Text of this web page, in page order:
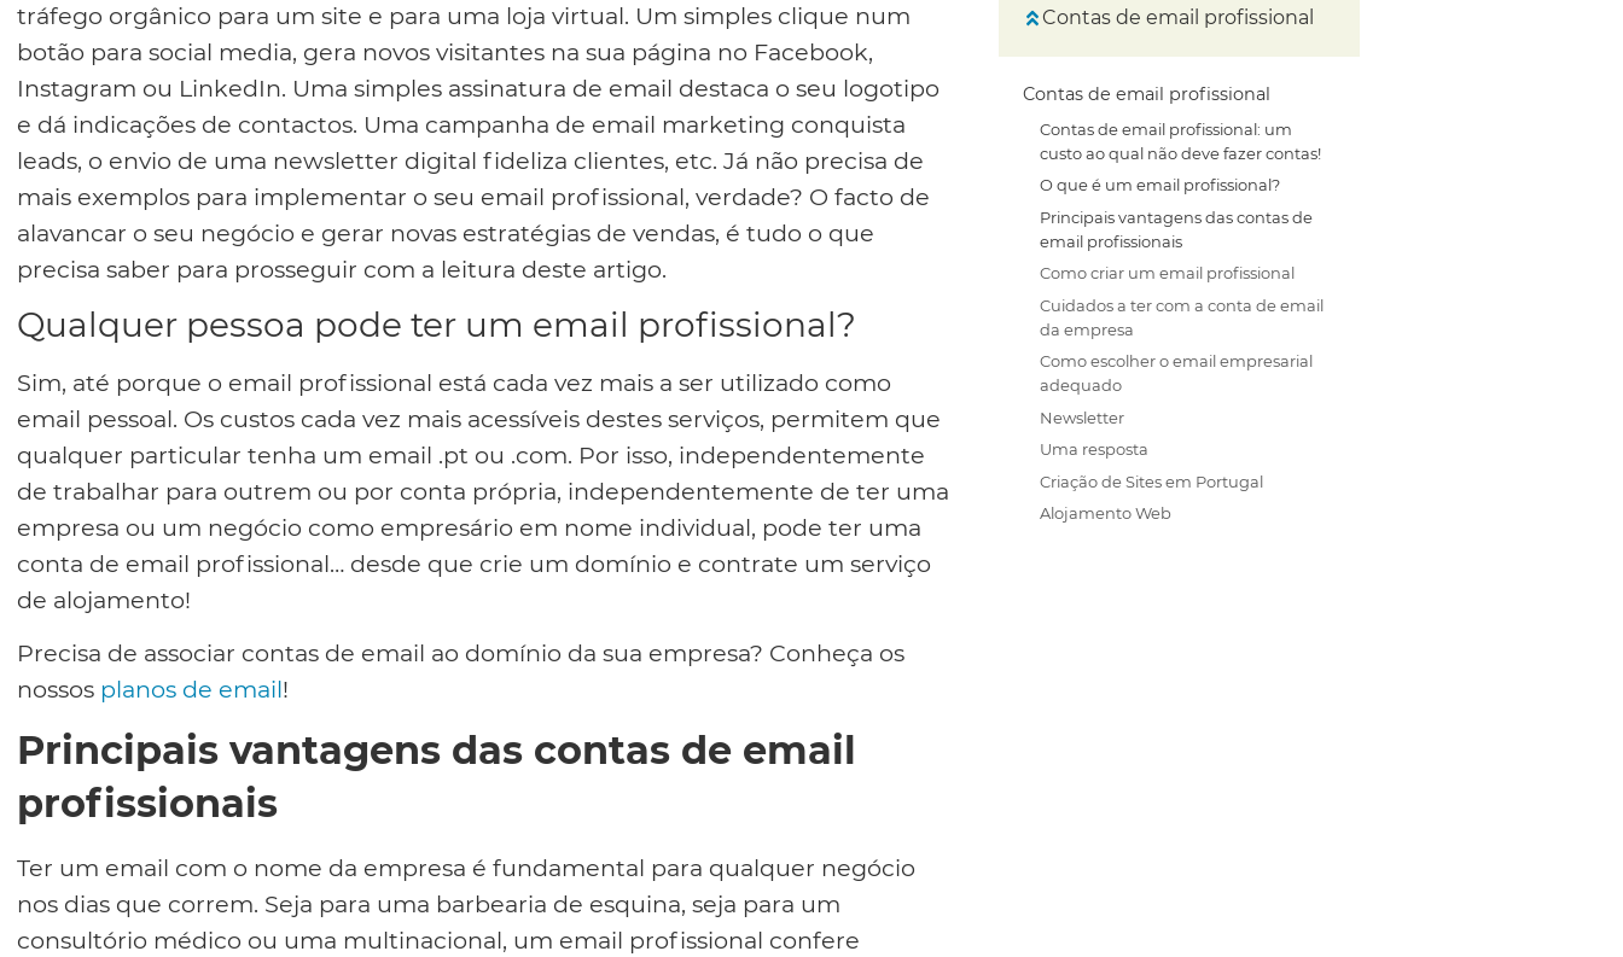
tráfego orgânico para um site e para uma loja virtual. Um simples clique num
botão para social media, gera novos visitantes na sua página no Facebook,
Instagram ou LinkedIn. Uma simples assinatura de email destaca o seu logotipo
e dá indicações de contactos. Uma campanha de email marketing conquista
leads, o envio de uma newsletter digital fideliza clientes, etc. Já não precisa de
mais exemplos para implementar o seu email profissional, verdade? O facto de
alavancar o seu negócio e gerar novas estratégias de vendas, é tudo o que
precisa saber para prosseguir com a leitura deste artigo.
Qualquer pessoa pode ter um email profissional?
Sim, até porque o email profissional está cada vez mais a ser utilizado como
email pessoal. Os custos cada vez mais acessíveis destes serviços, permitem que
qualquer particular tenha um email .pt ou .com. Por isso, independentemente
de trabalhar para outrem ou por conta própria, independentemente de ter uma
empresa ou um negócio como empresário em nome individual, pode ter uma
conta de email profissional… desde que crie um domínio e contrate um serviço
de alojamento!
Precisa de associar contas de email ao domínio da sua empresa? Conheça os
nossos planos de email!
Principais vantagens das contas de email
profissionais
Ter um email com o nome da empresa é fundamental para qualquer negócio
nos dias que correm. Seja para uma barbearia de esquina, seja para um
consultório médico ou uma multinacional, um email profissional confere
Contas de email profissional
Contas de email profissional
Contas de email profissional: um
custo ao qual não deve fazer contas!
O que é um email profissional?
Principais vantagens das contas de
email profissionais
Como criar um email profissional
Cuidados a ter com a conta de email
da empresa
Como escolher o email empresarial
adequado
Newsletter
Uma resposta
Criação de Sites em Portugal
Alojamento Web